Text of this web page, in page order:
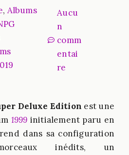
, Albums
Aucu
n
comm
entai
re
Deluxe Edition est une
1999 initialement paru en
dans sa configuration
inédits, un